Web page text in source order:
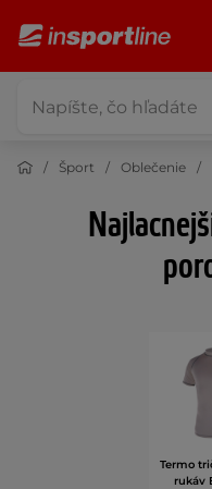
Šport Oblečenie
Termo
rukáv